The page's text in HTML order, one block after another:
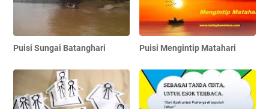
Puisi Sungai Batanghari Puisi Mengintip Matahari